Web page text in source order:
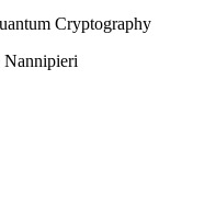
Cryptography
Nannipieri